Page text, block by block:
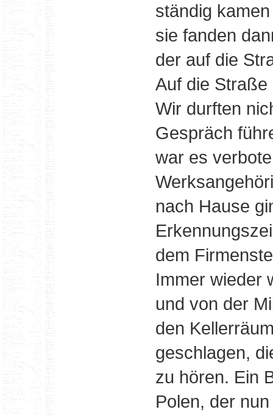
ständig
sie fanden
der auf die
Auf die
Wir durften
Gespräch
war es
nach Hause
dem
Immer wieder
und von der
den
geschlagen,
zu hören. Ein
Polen, der